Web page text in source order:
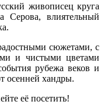
живописец круга
Серова, влиятельный
сюжетами, с
и чистыми цветами
рубежа веков и
осенней хандры.
её посетить!